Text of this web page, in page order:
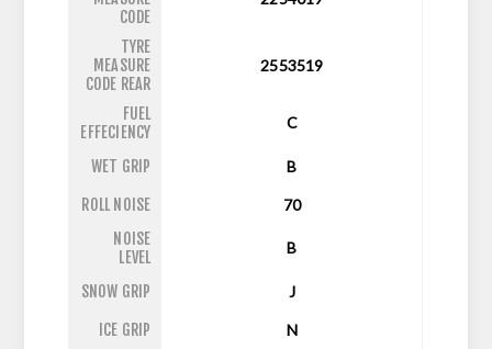
CODE
TYRE
MEASURE
CODE REAR
2553519
FUEL
EFFECIENCY
C
WET GRIP B
ROLL NOISE
70
NOISE
LEVEL
B
SNOW GRIP J
ICE GRIP N